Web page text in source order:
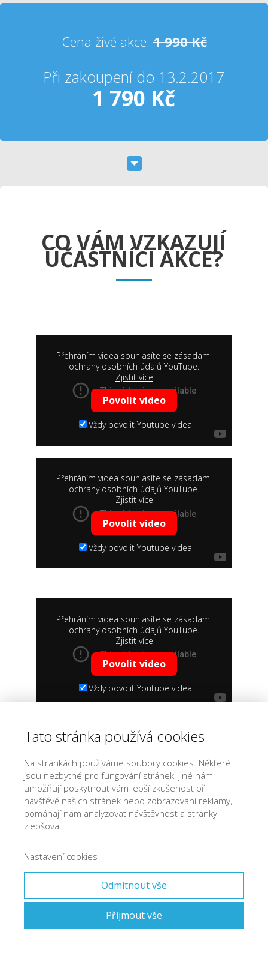
Cena živé akce:1 990 Kč
Při zakoupení do 13.2.2017
1 790 Kč
CO VÁM VZKAZUJÍ
ÚČASTNÍCI AKCE?
Přehráním videa souhlasíte se zásadami
ochrany osobních údajů YouTube.
Zjistit více
Povolit video
Vždy povolit Youtube videa
Přehráním videa souhlasíte se zásadami
ochrany osobních údajů YouTube.
Zjistit více
Povolit video
Vždy povolit Youtube videa
Přehráním videa souhlasíte se zásadami
ochrany osobních údajů YouTube.
Zjistit více
Povolit video
Vždy povolit Youtube videa
Přehráním videa souhlasíte se zásadami
Zjistit více
Povolit video
Vždy povolit Youtube videa
Tato stránka používá cookies
Na stránkách používáme soubory cookies. Některé
jsou nezbytné pro fungování stránek, jiné nám
umožňují poskytnout vám lepší zkušenost při
návštěvě našich stránek nebo zobrazování reklamy,
pomáhají nám analyzovat návštěvnost a stránky
zlepšovat.
Nastavení cookies
Odmítnout vše
Přijmout vše